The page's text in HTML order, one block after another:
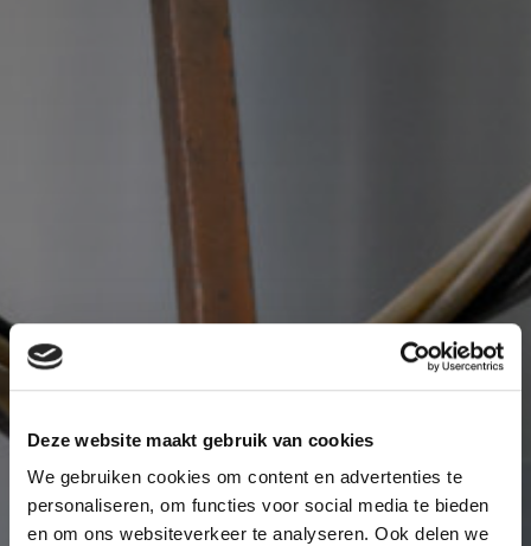
Deze website maakt gebruik van cookies
We gebruiken cookies om content en advertenties te
personaliseren, om functies voor social media te bieden
en om ons websiteverkeer te analyseren. Ook delen we